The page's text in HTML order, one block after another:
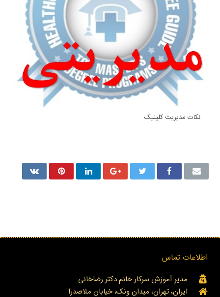
نکات مدیریت کلینیک
اطلاعات تماس
مدیر آموزش سرکار خانم دکتر رضاخانی
ایران، تهران، میدان ونک، خیابان ملاصدرا